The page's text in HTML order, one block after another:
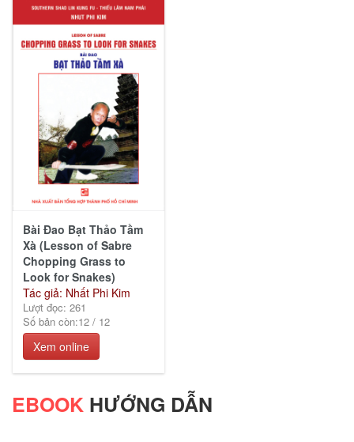
Bài Đao Bạt Thảo Tầm
Xà (Lesson of Sabre
Chopping Grass to
Look for Snakes)
Tác giả: Nhất Phi Kim
Lượt đọc: 261
Số bản còn:12/12
Xem online
EBOOK HƯỚNG DẪN